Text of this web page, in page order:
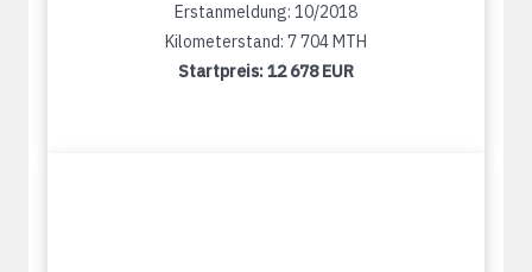
Erstanmeldung: 10/2018
Kilometerstand: 7 704 MTH
Startpreis:12 678 EUR